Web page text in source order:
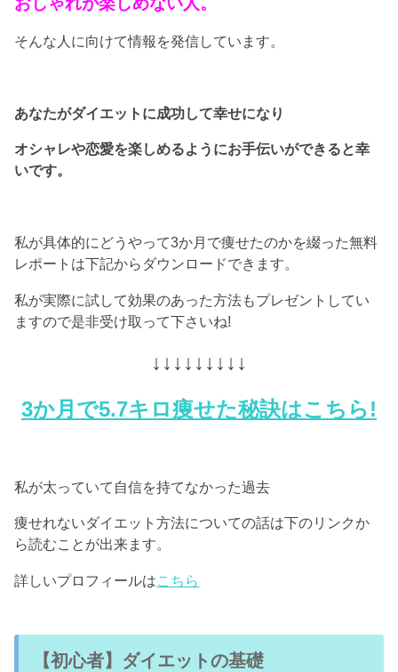
そんな人に向けて情報を発信しています。
あなたがダイエットに成功して幸せになり
オシャレや恋愛を楽しめるようにお手伝いができると幸
いです。
私が具体的にどうやって3か月で痩せたのかを綴った無料
レポートは下記からダウンロードできます。
私が実際に試して効果のあった方法もプレゼントしてい
ますので是非受け取って下さいね!
↓↓↓↓↓↓↓↓↓
3か月で5.7キロ痩せた秘訣はこちら!
私が太っていて自信を持てなかった過去
痩せれないダイエット方法についての話は下のリンクか
ら読むことが出来ます。
詳しいプロフィールは こちら
【初心者】ダイエットの基礎